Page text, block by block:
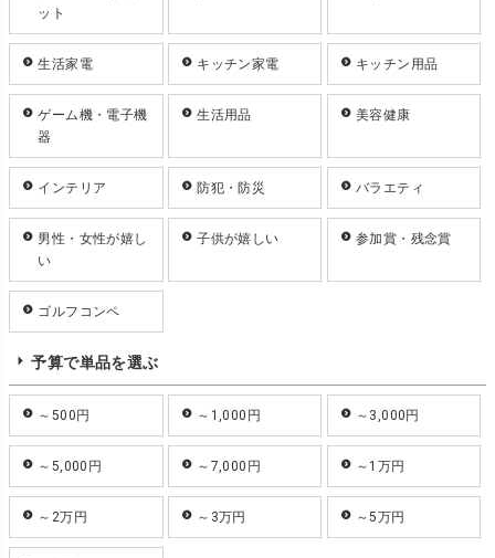
ット
生活家電 キッチン家電 キッチン用品
ゲーム機・電子機
器
生活用品 美容健康
インテリア 防犯・防災 バラエティ
男性・女性が嬉し
い
子供が嬉しい 参加賞・残念賞
ゴルフコンペ
予算で単品を選ぶ
～500円 ～1,000円 ～3,000円
～5,000円 ～7,000円 ～1万円
～2万円 ～3万円 ～5万円